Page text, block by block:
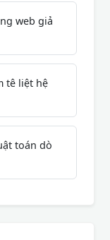
web giả
tê liệt hệ
toán dò